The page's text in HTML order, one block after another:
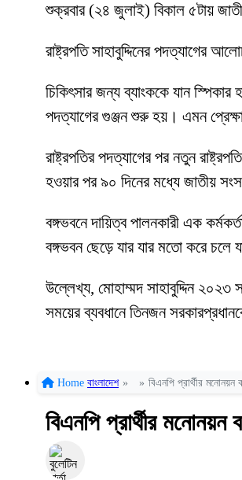
শুক্রবার (২৪ জুলাই) বিকাল ৫টায়
রাষ্ট্রপতি সাহাবুদ্দিনের পদত্যাগের
চিকিৎসার জন্য ব্যাংককে যান
পদত্যাগের গুঞ্জন শুরু হয়। এমন
রাষ্ট্রপতির পদত্যাগের পর নতুন
হওয়ার পর ৯০ দিনের মধ্যে জাতীয়
বঙ্গভবনে দায়িত্ব পালনকারী এক
বঙ্গভবন ছেড়ে যার যার মতো করে চলে
উল্লেখ্য, মোহাম্মদ সাহাবুদ্দিন ২০২৩
সময়ের ব্যবধানে তিনজন
Home বাংলাদেশ » » বিএনপি প্রার্থীর মনোনয়ন
বিএনপি প্রার্থীর মনোনয়ন